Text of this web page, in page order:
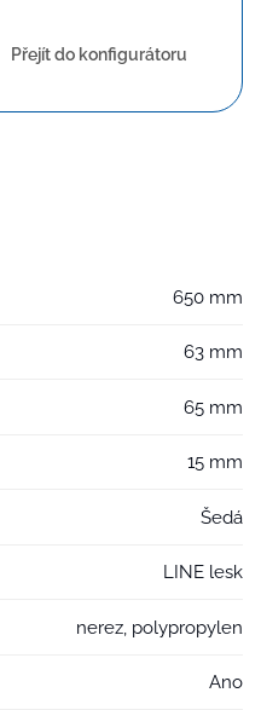
Přejít do konfigurátoru
650 mm
63 mm
65 mm
15 mm
Šedá
LINE lesk
nerez, polypropylen
Ano